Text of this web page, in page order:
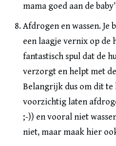
mama goed aan de
Afdrogen en wassen. Je
een laagje vernix op de
fantastisch spul dat de
verzorgt en helpt met
Belangrijk dus om dit te
voorzichtig laten
;-)) en vooral niet
niet, maar maak hier